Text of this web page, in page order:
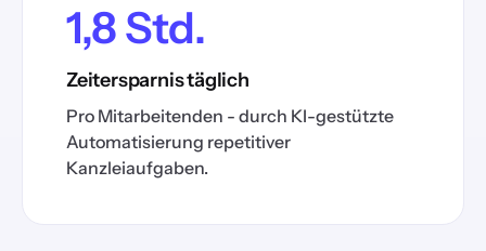
1,8 Std.
Zeitersparnis täglich
Pro Mitarbeitenden - durch KI-gestützte
Automatisierung repetitiver
Kanzleiaufgaben.